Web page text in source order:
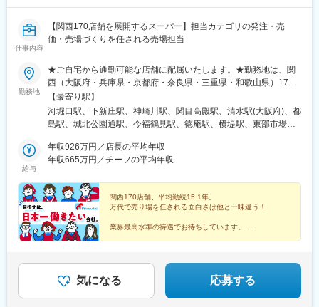
線)、加古川駅、ウッディタウン中央駅、向島駅、洛西口駅、有栖
川駅、西向日駅、宇治駅(奈良線)、西京極駅、西山天王山駅、丹波
橋駅、長岡天神駅、西大路駅、京終駅、学園前駅(奈良県)、菜畑
駅、生駒駅、法隆寺駅、佐味田川駅、大和新庄駅、尺土駅、二上
駅、紀伊駅、寺田町駅、森小路駅、京橋駅(大阪府)、鶴見緑地駅、
野田駅(大阪環状線)、鶴橋駅、西長堀駅、神ノ木駅、沢ノ町駅、北
田辺駅、新加美駅、富田駅(大阪府)、交野市駅、四条畷駅、土居駅
(大阪府)、小路駅、高井田駅(地下鉄)、安堂駅、諏訪ノ森駅、浅香
山駅、なかもず駅、北助松駅、貝塚市役所前駅、春日野道駅(阪神
ィタウン駅、太秦駅(山陰本線)、近鉄丹波橋駅、長岡京駅、鳥居前
駅、池部駅、忍海駅、田原本駅、前栽駅、美章園駅、千林大宮
南口駅、綾ノ町駅、中百舌鳥駅、灘駅、帷子ノ辻駅、伏見駅(京都
府)
仕事内容
【関西170店舗を展開するスーパー】担当カテゴリの発注・売
価・売場づくりを任される売場担当
勤務地
★ご自宅から通勤可能な店舗に配属いたします。★勤務地は、関
西（大阪府・兵庫県・京都府・奈良県・三重県・和歌山県）170
店舗！＜以下拠点での採用を行っています！＞●大阪府大阪市、高
槻市、茨木市、豊中市、三島郡、枚方市、交野市、寝屋川市、大
東市、門真市、守口市、東大阪市、八尾市、柏原市、堺市、松原
市、貝塚市、泉佐野市、泉南郡、阪南市、南河内郡●兵庫県神戸
市、尼崎市、明石市、西宮市、伊丹市、加古川市、宝塚市、川西
理市、橿原市、生駒市、香芝市、葛城市、生駒郡斑鳩町、北葛城
郡河合町、磯城郡田原本町●三重県名張市●和歌山県和歌山市※受
動喫煙対策：就業時間中・敷地内禁煙★応募から一次面接まで自
宅（WEB）で完結OK！・事情があり、地元関西で働きたい・単身
赴任中だが、関西に住む家族と暮らしたい・面接にかかる交通費
た選考を実施しています！
【最寄り駅】
河堀口駅、下新庄駅、神崎川駅、関目高殿駅、清水駅(大阪府)、都
島駅、城北公園通駅、今福鶴見駅、徳庵駅、横堤駅、東部市場前
江公園駅、阿波座駅、あびこ駅、住吉東駅、我孫子前駅、矢田駅
(大阪府)、今川駅(大阪府)、加美駅、平野駅(地下鉄)、長原駅(大阪
線)、豊中駅、庄内駅(大阪府)、水無瀬駅、長尾駅(大阪府)、郡津
駅、枚方市駅、津田駅、星田駅、萱島駅、寝屋川市駅、香里園
駅、野崎駅(大阪府)、鴻池新田駅、住道駅、古川橋駅、大和田駅
(大阪府)、守口駅、太子橋今市駅、布施駅、衣摺加美北駅、河内小
阪駅、八戸ノ里駅、石切駅、新石切駅、枚岡駅、河内花園駅、高
駅、志紀駅、近鉄八尾駅、久宝寺駅、服部川駅、八尾南駅、恩智
駅、堅下駅、深井駅、北野田駅、船尾駅(大阪府)、富木駅、栂・美
給与
年収926万円／店長の平均年収
年収665万円／チーフの平均年収
関西170店舗、平均勤続15.1年。
万代で売り場を任される面白さは他と一味違う！
業界最高水準の待遇でお待ちしています。
★平均残業月10～15h
☆GLTD制度
★健康経営優良法人に認定
気になる 応募する